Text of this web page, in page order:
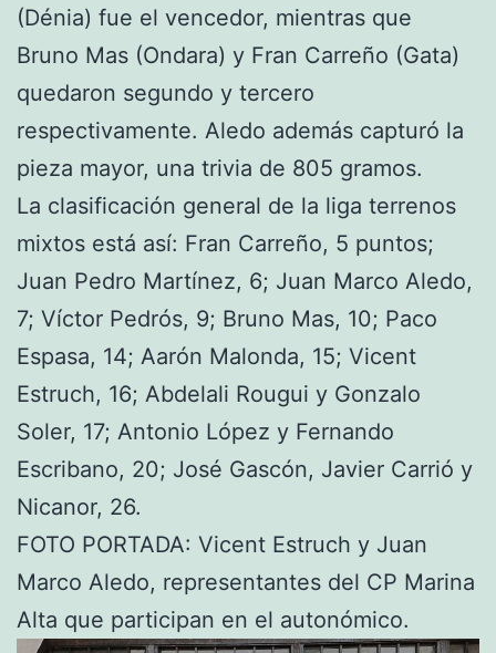
(Dénia) fue el vencedor, mientras que
Bruno Mas (Ondara) y Fran Carreño (Gata)
quedaron segundo y tercero
respectivamente. Aledo además capturó la
pieza mayor, una trivia de 805 gramos.
La clasificación general de la liga terrenos
mixtos está así: Fran Carreño, 5 puntos;
Juan Pedro Martínez, 6; Juan Marco Aledo,
7; Víctor Pedrós, 9; Bruno Mas, 10; Paco
Espasa, 14; Aarón Malonda, 15; Vicent
Estruch, 16; Abdelali Rougui y Gonzalo
Soler, 17; Antonio López y Fernando
Escribano, 20; José Gascón, Javier Carrió y
Nicanor, 26.
FOTO PORTADA: Vicent Estruch y Juan
Marco Aledo, representantes del CP Marina
Alta que participan en el autonómico.